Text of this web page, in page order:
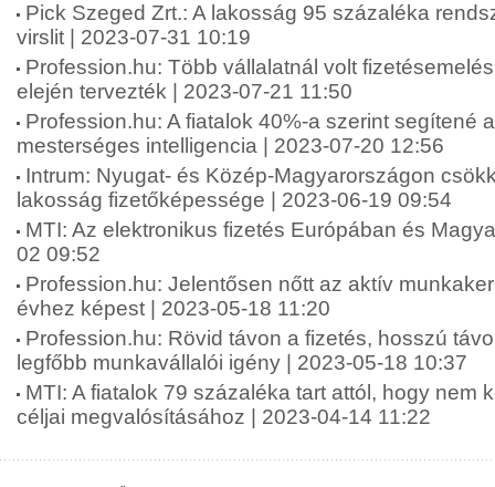
Pick Szeged Zrt.: A lakosság 95 százaléka
virslit | 2023-07-31 10:19
Profession.hu: Több vállalatnál volt
elején tervezték | 2023-07-21 11:50
Profession.hu: A fiatalok 40%-a szerint segítené
mesterséges intelligencia | 2023-07-20 12:56
Intrum: Nyugat- és Közép-Magyarországon
lakosság fizetőképessége | 2023-06-19 09:54
MTI: Az elektronikus fizetés Európában és
02 09:52
Profession.hu: Jelentősen nőtt az aktív
évhez képest | 2023-05-18 11:20
Profession.hu: Rövid távon a fizetés, hosszú
legfőbb munkavállalói igény | 2023-05-18 10:37
MTI: A fiatalok 79 százaléka tart attól, hogy nem
céljai megvalósításához | 2023-04-14 11:22